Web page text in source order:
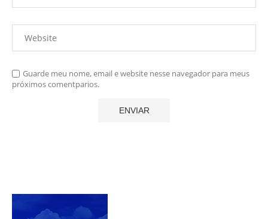
Guarde meu nome, email e website nesse navegador para meus
próximos comentparios.